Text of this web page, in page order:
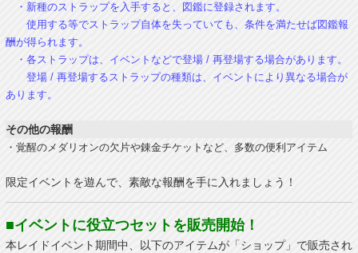
・新種のストラップを入手すると、図鑑に登録されます。
使用する等でストラップ自体を失っていても、条件を満たせば図鑑報
酬が得られます。
・各ストラップは、イベントなどで登場 / 再登場する場合があります。
登場 / 再登場するストラップの種類は、イベントにより異なる場合が
あります。
その他の報酬
・覚醒のメダリオンの欠片や錬金チケットなど、多数の便利アイテム
限定イベントを遊んで、素敵な報酬を手に入れましょう！
■イベントに役立つセットを販売開始！
本レイドイベント期間中、以下のアイテムが「ショップ」で販売され